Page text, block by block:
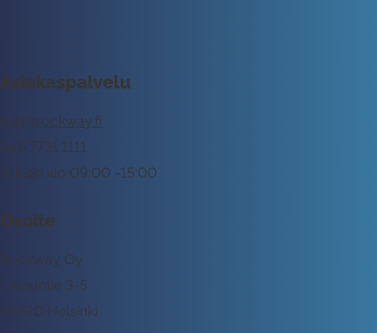
Asiakaspalvelu
tuki@rockway.fi
Arkisin klo 09:00 -15:00
045 7731 1111
Osoite
Rockway Oy
Lemuntie 3-5
00510 Helsinki